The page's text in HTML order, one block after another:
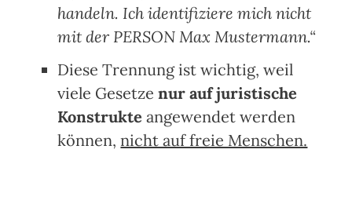
handeln. Ich identifiziere mich nicht
mit der PERSON Max Mustermann.“
Diese Trennung ist wichtig, weil
viele Gesetzenur auf juristische
Konstrukte angewendet werden
können,nicht auf freie Menschen.